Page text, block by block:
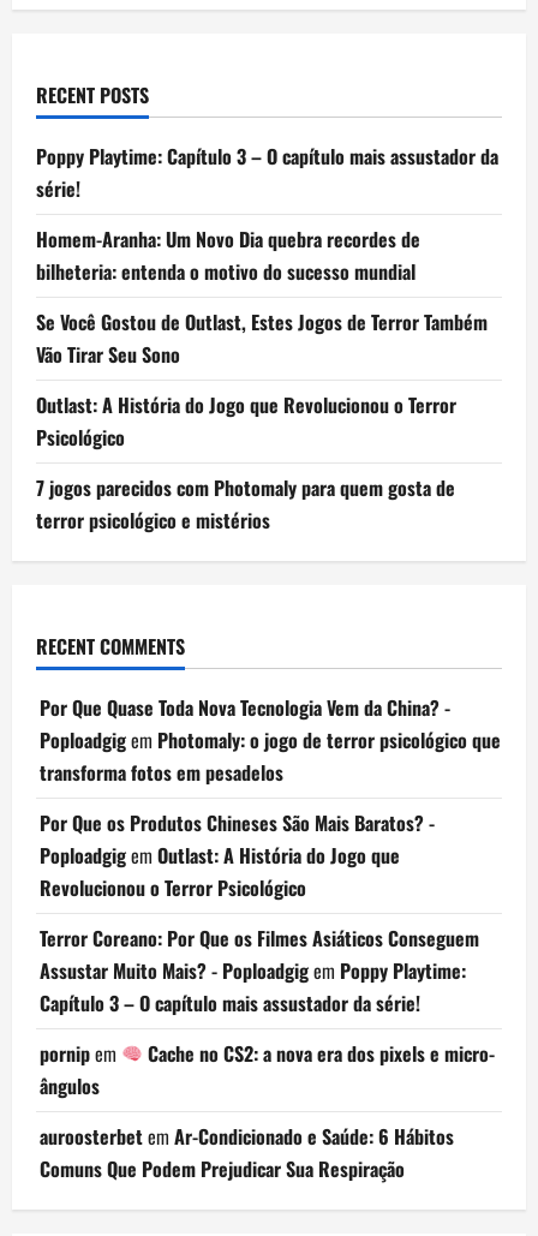
que
cada
vez
RECENT POSTS
Poppy Playtime: Capítulo 3 – O capítulo mais assustador da
série!
Homem-Aranha: Um Novo Dia quebra recordes de
bilheteria: entenda o motivo do sucesso mundial
Se Você Gostou de Outlast, Estes Jogos de Terror Também
Vão Tirar Seu Sono
Outlast: A História do Jogo que Revolucionou o Terror
Psicológico
7 jogos parecidos com Photomaly para quem gosta de
terror psicológico e mistérios
RECENT COMMENTS
Por Que Quase Toda Nova Tecnologia Vem da China? -
Poploadgigem Photomaly: o jogo de terror psicológico que
transforma fotos em pesadelos
Por Que os Produtos Chineses São Mais Baratos? -
Poploadgigem Outlast: A História do Jogo que
Revolucionou o Terror Psicológico
Terror Coreano: Por Que os Filmes Asiáticos Conseguem
Assustar Muito Mais? - Poploadgigem Poppy Playtime:
Capítulo 3 – O capítulo mais assustador da série!
pornipem
Cache no CS2: a nova era dos pixels e micro-
ângulos
auroosterbetem Ar-Condicionado e Saúde: 6 Hábitos
Comuns Que Podem Prejudicar Sua Respiração